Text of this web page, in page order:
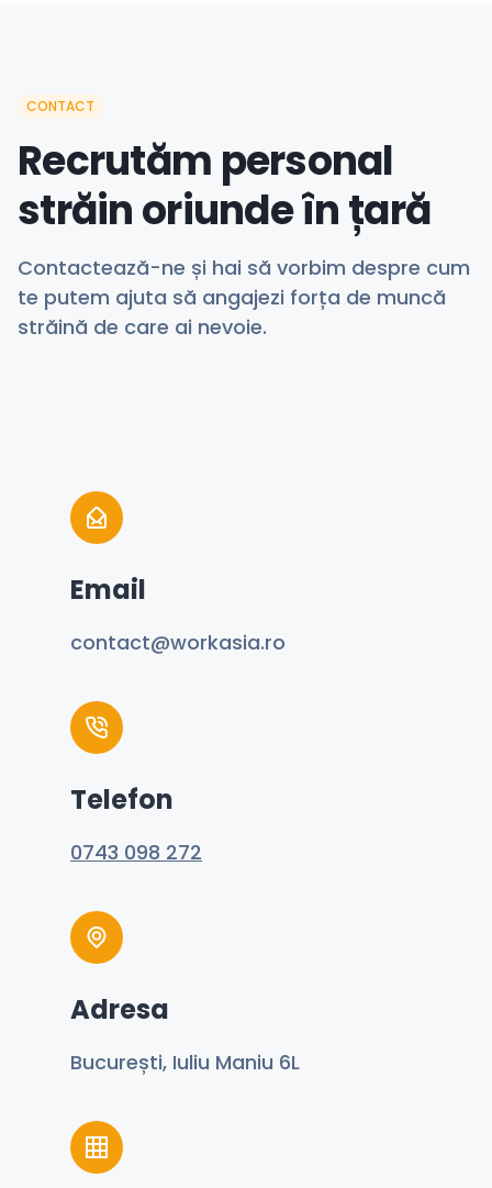
CONTACT
Recrutăm personal
străin oriunde în țară
Contactează-ne și hai să vorbim despre cum
te putem ajuta să angajezi forța de muncă
străină de care ai nevoie.
Email
contact@workasia.ro
Telefon
0743 098 272
Adresa
București, Iuliu Maniu 6L